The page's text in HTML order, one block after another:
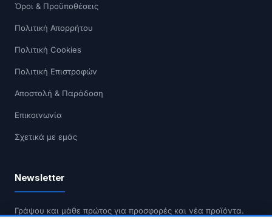
Όροι & Προϋποθέσεις
Πολιτική Απορρήτου
Πολιτική Cookies
Πολιτική Επιστροφών
Αποστολή & Παράδοση
Επικοινωνία
Σχετικά με εμάς
Newsletter
Γράψου και μάθε πρώτος για προσφορές και νέα προϊόντα.